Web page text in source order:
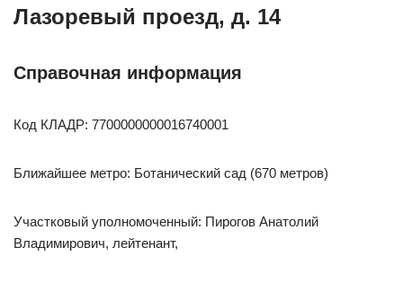
Лазоревый проезд, д. 14
Справочная информация
Код КЛАДР: 7700000000016740001
Ближайшее метро: Ботанический сад (670 метров)
Участковый уполномоченный: Пирогов Анатолий
Владимирович, лейтенант,